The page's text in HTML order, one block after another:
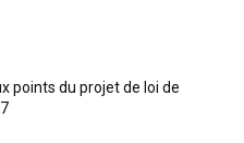
points du projet de loi de